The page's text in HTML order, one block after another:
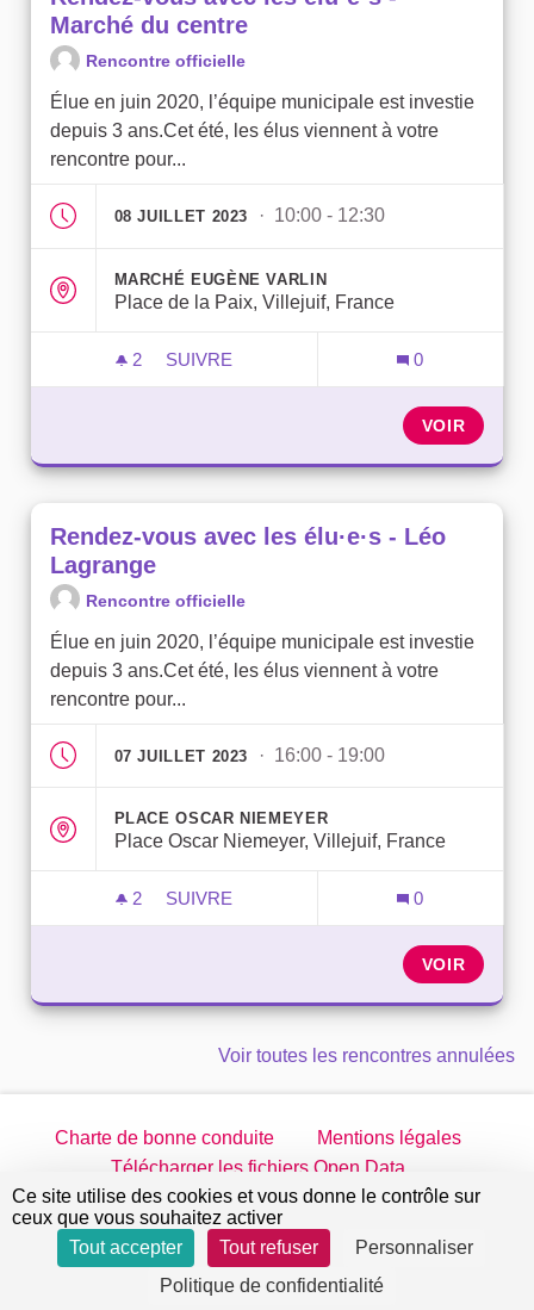
Marché du centre
Rencontre officielle
Élue en juin 2020, l’équipe municipale est investie
depuis 3 ans.Cet été, les élus viennent à votre
rencontre pour...
08 JUILLET 2023 · 10:00 - 12:30
MARCHÉ EUGÈNE VARLIN
Place de la Paix, Villejuif, France
2 2 ABONNÉS
SUIVRE
0
VOIR
Rendez-vous avec les élu·e·s - Léo
Lagrange
Rencontre officielle
Élue en juin 2020, l’équipe municipale est investie
depuis 3 ans.Cet été, les élus viennent à votre
rencontre pour...
07 JUILLET 2023 · 16:00 - 19:00
PLACE OSCAR NIEMEYER
Place Oscar Niemeyer, Villejuif, France
2 2 ABONNÉS
SUIVRE
0
VOIR
Voir toutes les rencontres annulées
Charte de bonne conduite
Mentions légales
Télécharger les fichiers Open Data
jeparticipe.villejuif.fr sur Twitter
jeparticipe.villejuif.fr sur Facebook
jeparticipe.villejuif.fr sur
jeparticipe.villejuif.fr sur
Site réalisé par
Open Source Politics
(Lien externe)
libre Decidim
.
Ce site utilise des cookies et vous donne le contrôle sur
ceux que vous souhaitez activer
Tout accepter
Tout refuser
Personnaliser
Politique de confidentialité